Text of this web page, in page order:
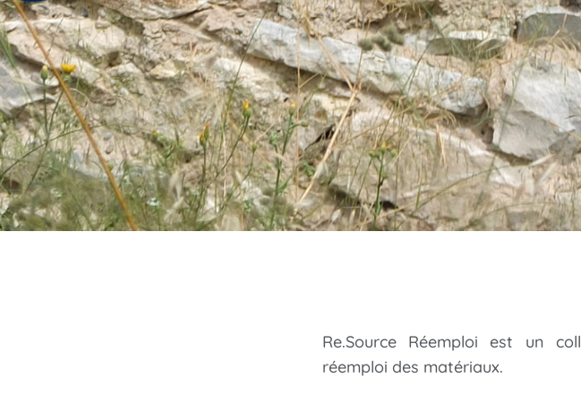
Re.Source Réemploi est un
réemploi des matériaux.